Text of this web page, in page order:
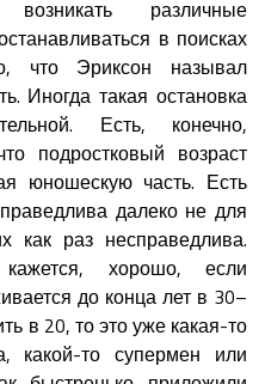
возникать различные
в поисках
что Эриксон называл
Иногда такая остановка
Есть, конечно,
подростковый возраст
юношескую часть. Есть
далеко не для
как раз несправедлива.
хорошо, если
до конца лет в 30–
в 20, то это уже какая-то
какой-то супермен или